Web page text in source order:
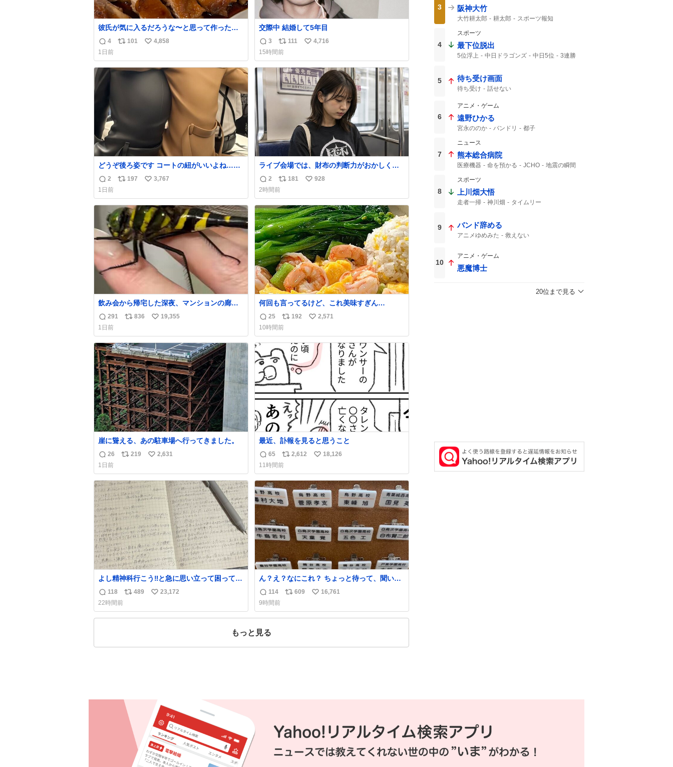
彼氏が気に入るだろうな〜と思って作ったら
想像の何倍も美味しい美味しい言ってくれて
嬉しい
返
信
数
4
リ
ス
ト
101
い
ね
数
4,858
1日前
交際中 結婚して5年目
返
信
数
3
リ
ポ
ス
ト
数
111
い
ね
数
4,716
15時間前
どうぞ後ろ姿です コートの紐がいいよね…そ
して腰が細い
返
信
数
2
リ
ス
ト
数
197
い
ね
数
3,767
1日前
ライブ会場では、財布の判断力がおかしくな
る。
返
信
数
2
リ
ポ
ス
ト
数
181
い
ね
数
928
2時間前
飲み会から帰宅した深夜、マンションの廊下
にいらっしゃったオニヤンマ様 まさかこんな
都会でお会いできるなんて思っておらず大興
奮しております かっこよすぎる 指を差し伸べ
ると乗ってきてくれたのでひとまず一緒に帰
宅しましたが、飛ばないということは弱って
いらっしゃるのでしょうか…素敵すぎる
返
信
数
291
リ
ス
ト
数
836
い
ね
数
19,355
1日前
何回も言ってるけど、これ美味すぎん
の！！！低カロリーで満足感エグいから一生
食べてる😭
返
信
数
25
リ
ポ
ス
ト
数
192
い
ね
数
2,571
10時間前
崖に聳える、あの駐車場へ行ってきました。
返
信
数
26
リ
ス
ト
数
219
い
ね
数
2,631
1日前
最近、訃報を見ると思うこと
返
信
数
65
リ
ポ
ス
ト
数
2,612
い
ね
数
18,126
11時間前
よし精神科行こう‼️と急に思い立って困ってる
こと書き出してたらペン止まらなくなってす
ごい勢いで埋まってワロタ
返
信
数
118
リ
ス
489
い
ね
23,172
22時間前
ん？え？なにこれ？ ちょっと待って、聞いて
ない これは販売されているのもですか？
返
信
数
114
リ
ス
609
い
ね
16,761
9時間前
もっと見る
3 阪神大竹
大竹耕太郎 耕太郎 スポーツ報知
4
スポーツ
最下位脱出
5位浮上 中日ドラゴンズ 中日5位
3連勝
5 待ち受け画面
待ち受け 話せない
6
アニメ・ゲーム
遠野ひかる
宮永ののか バンドリ 都子
7
ニュース
熊本総合病院
医療機器 命を預かる JCHO
地震の瞬間
8
スポーツ
上川畑大悟
走者一掃 神川畑
タイムリー
9 バンド辞める
アニメゆめみた 救えない
10
アニメ・ゲーム
悪魔博士
20位まで見る